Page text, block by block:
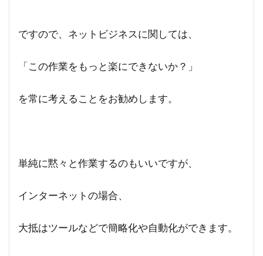
ですので、ネットビジネスに関しては、
「この作業をもっと楽にできないか？」
を常に考えることをお勧めします。
単純に黙々と作業するのもいいですが、
インターネットの場合、
大抵はツールなどで簡略化や自動化ができます。